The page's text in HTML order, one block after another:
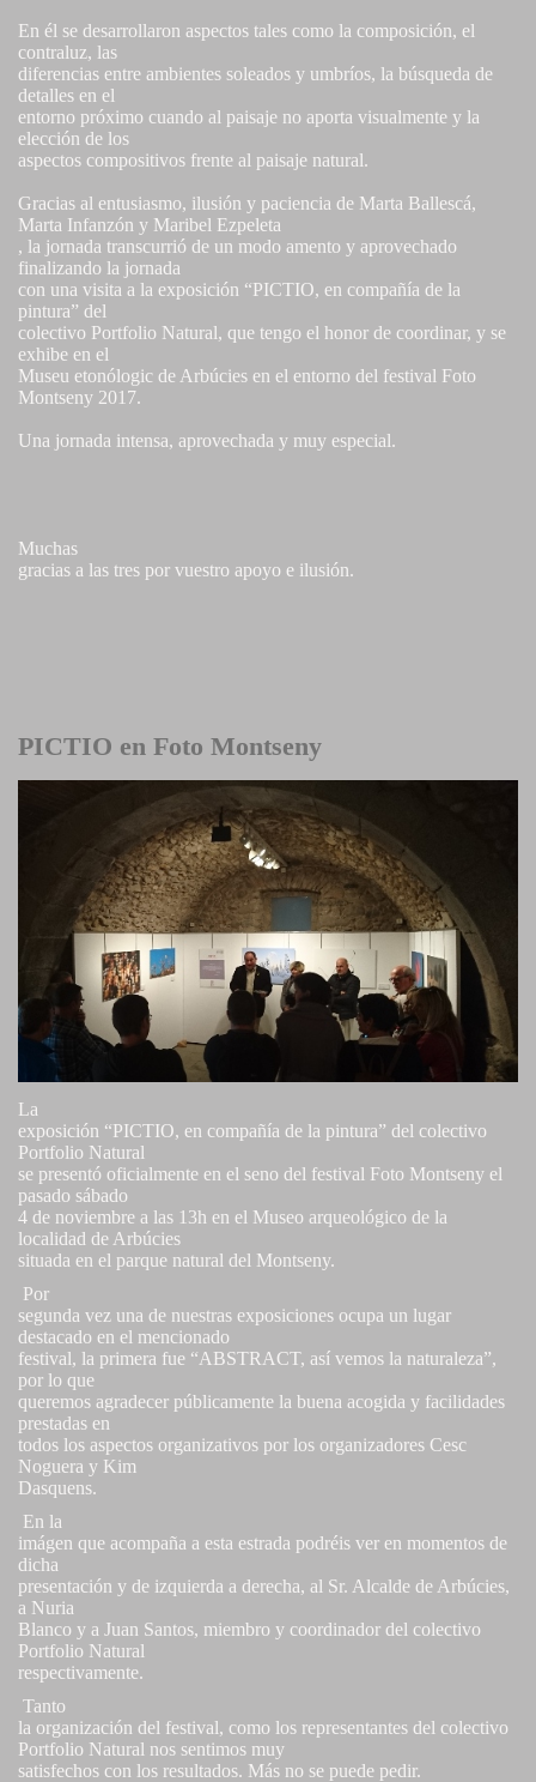
En él se desarrollaron aspectos tales como la composición, el
contraluz, las
diferencias entre ambientes soleados y umbríos, la búsqueda de
detalles en el
entorno próximo cuando al paisaje no aporta visualmente y la
elección de los
aspectos compositivos frente al paisaje natural.
Gracias al entusiasmo, ilusión y paciencia de Marta Ballescá,
Marta Infanzón y Maribel Ezpeleta
, la jornada transcurrió de un modo amento y aprovechado
finalizando la jornada
con una visita a la exposición “PICTIO, en compañía de la
pintura” del
colectivo Portfolio Natural, que tengo el honor de coordinar, y se
exhibe en el
Museu etonólogic de Arbúcies en el entorno del festival Foto
Montseny 2017.
Una jornada intensa, aprovechada y muy especial.
Muchas
gracias a las tres por vuestro apoyo e ilusión.
PICTIO en Foto Montseny
La
exposición “PICTIO, en compañía de la pintura” del colectivo
Portfolio Natural
se presentó oficialmente en el seno del festival Foto Montseny el
pasado sábado
4 de noviembre a las 13h en el Museo arqueológico de la
localidad de Arbúcies
situada en el parque natural del Montseny.
Por
segunda vez una de nuestras exposiciones ocupa un lugar
destacado en el mencionado
festival, la primera fue “ABSTRACT, así vemos la naturaleza”,
por lo que
queremos agradecer públicamente la buena acogida y facilidades
prestadas en
todos los aspectos organizativos por los organizadores Cesc
Noguera y Kim
Dasquens.
En la
imágen que acompaña a esta estrada podréis ver en momentos de
dicha
presentación y de izquierda a derecha, al Sr. Alcalde de Arbúcies,
a Nuria
Blanco y a Juan Santos, miembro y coordinador del colectivo
Portfolio Natural
respectivamente.
Tanto
la organización del festival, como los representantes del colectivo
Portfolio Natural nos sentimos muy
satisfechos con los resultados. Más no se puede pedir.